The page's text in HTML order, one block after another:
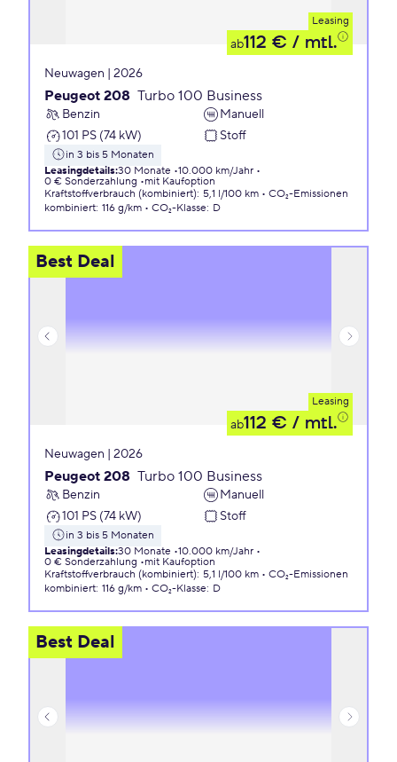
Leasing
ab112 € / mtl.
Neuwagen | 2026
Peugeot 208 Turbo 100 Business
Benzin
Manuell
101 PS (74 kW)
Stoff
in 3 bis 5 Monaten
Leasingdetails:30 Monate 10.000 km/Jahr
0 € Sonderzahlung
mit Kaufoption
Kraftstoffverbrauch (kombiniert): 5,1 l/100 km
CO₂-Emissionen
kombiniert: 116 g/km CO₂-Klasse: D
Best Deal
Leasing
ab112 € / mtl.
Neuwagen | 2026
Peugeot 208 Turbo 100 Business
Benzin
Manuell
101 PS (74 kW)
Stoff
in 3 bis 5 Monaten
Leasingdetails:30 Monate 10.000 km/Jahr
0 € Sonderzahlung
mit Kaufoption
Kraftstoffverbrauch (kombiniert): 5,1 l/100 km
CO₂-Emissionen
kombiniert: 116 g/km CO₂-Klasse: D
Best Deal